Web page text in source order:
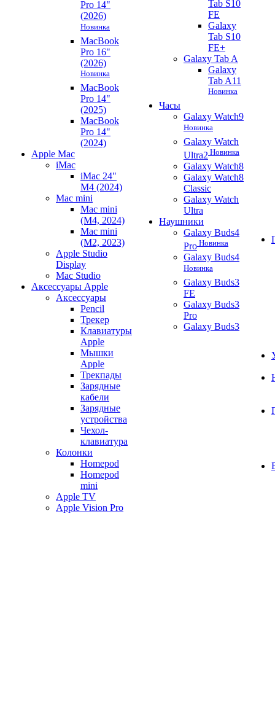
Pro 14"
(2026)
Новинка
MacBook
Pro 16"
(2026)
Новинка
MacBook
Pro 14"
(2025)
MacBook
Pro 14"
(2024)
Apple Mac
iMac
iMac 24"
M4 (2024)
Mac mini
Mac mini
(M4, 2024)
Mac mini
(M2, 2023)
Apple Studio
Display
Mac Studio
Аксессуары Apple
Аксессуары
Pencil
Трекер
Клавиатуры
Apple
Мышки
Apple
Трекпады
Зарядные
кабели
Зарядные
устройства
Чехол-
клавиатура
Колонки
Homepod
Homepod
mini
Apple TV
Apple Vision Pro
Tab S10
FE
Galaxy
Tab S10
FE+
Galaxy Tab A
Galaxy
Tab A11
Новинка
Часы
Galaxy Watch9
Новинка
Galaxy Watch
Ultra2 Новинка
Galaxy Watch8
Galaxy Watch8
Classic
Galaxy Watch
Ultra
Наушники
Galaxy Buds4
Pro Новинка
Galaxy Buds4
Новинка
Galaxy Buds3
FE
Galaxy Buds3
Pro
Galaxy Buds3